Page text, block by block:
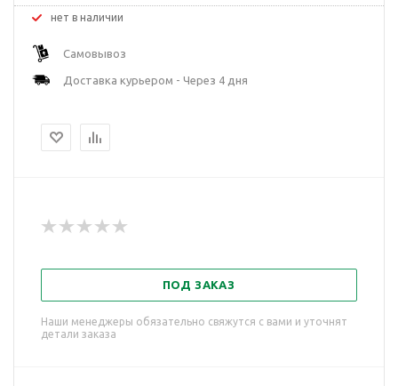
Нет в наличии
Самовывоз
Доставка курьером - Через 4 дня
ПОД ЗАКАЗ
Наши менеджеры обязательно свяжутся с вами и уточнят
детали заказа